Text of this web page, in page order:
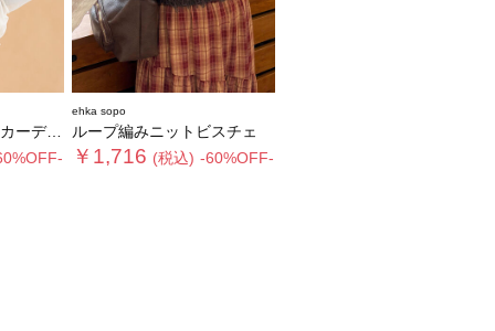
ィガン
ehka sopo
ループ編みニットビスチェ
￥1,716 (税込) -60%OFF-